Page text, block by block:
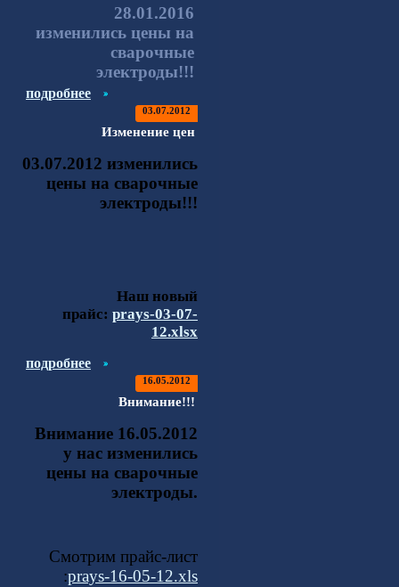
28.01.2016
изменились цены на
сварочные
электроды!!!
подробнее
03.07.2012
Изменение цен
03.07.2012 изменились
цены на сварочные
электроды!!!
Наш новый
прайс: prays-03-07-
12.xlsx
подробнее
16.05.2012
Внимание!!!
Внимание 16.05.2012
у нас изменились
цены на сварочные
электроды.
Смотрим прайс-лист
:prays-16-05-12.xls